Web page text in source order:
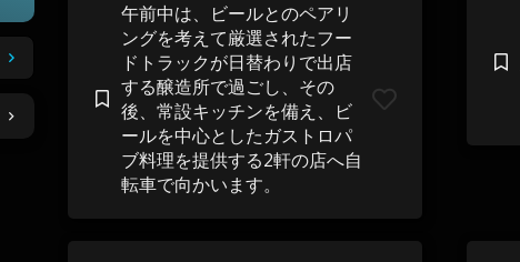
午前中は、ビールとのペアリ
ングを考えて厳選されたフー
ドトラックが日替わりで出店
する醸造所で過ごし、その
後、常設キッチンを備え、ビ
ールを中心としたガストロパ
ブ料理を提供する2軒の店へ自
転車で向かいます。